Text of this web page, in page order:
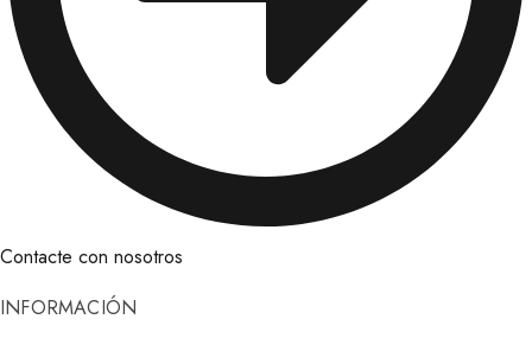
Contacte con nosotros
INFORMACIÓN